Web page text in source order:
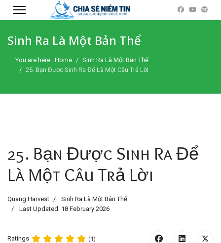
Sinh Ra Là Một Bản Thể
You are here: Home
Sinh Ra Là Một Bản Thể
25. Bạn Được Sinh Ra Để Là Một Câu Trả Lời
25. Bạn Được Sinh Ra Để
Là Một Câu Trả Lời
Quang Harvest
Sinh Ra Là Một Bản Thể
Last Updated: 18 February 2026
Ratings (1)